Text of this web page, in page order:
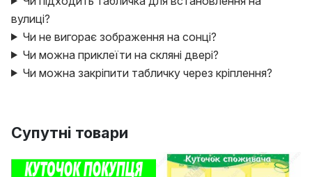
вулиці?
Чи не вигорає зображення на сонці?
Чи можна приклеїти на скляні двері?
Чи можна закріпити табличку через кріплення?
Супутні товари